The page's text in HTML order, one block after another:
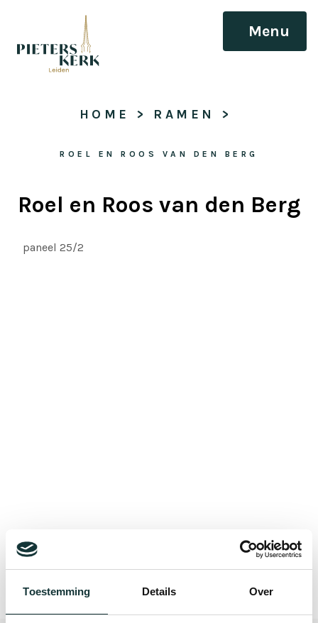
Toestemming Details Over
Menu
HOME > RAMEN >
ROEL EN ROOS VAN DEN BERG
Roel en Roos van den Berg
paneel 25/2
Bekijk alle blogberichten